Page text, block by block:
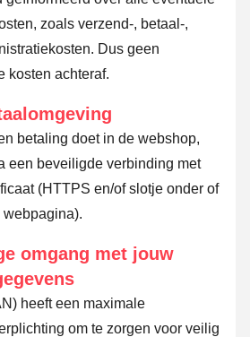
zoals verzend-, betaal-,
Dus geen
kosten achteraf.
betaling doet in de webshop,
een beveiligde verbinding met
(HTTPS en/of slotje onder of
webpagina).
omgang met jouw
heeft een maximale
om te zorgen voor veilig